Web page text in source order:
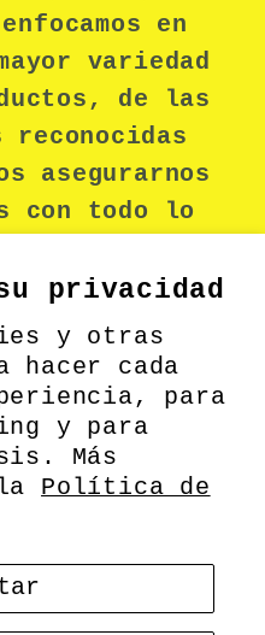
privacidad
y otras
hacer cada
para
y para
Más
Política de
en
variedad
de las
reconocidas
asegurarnos
con todo lo
tu jornada
de contacto